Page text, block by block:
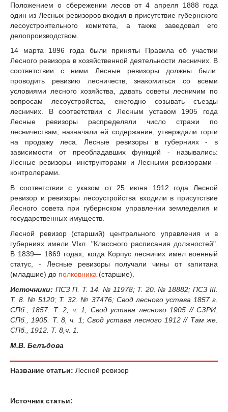
Положением о сбережении лесов от 4 апреля 1888 года
один из Лесных ревизоров входил в присутствие губернского
лесоустроительного комитета, а также заведовал его
делопроизводством.
14 марта 1896 года были приняты Правила об участии
Лесного ревизора в хозяйственной деятельности лесничих. В
соответствии с ними Лесные ревизоры должны были:
проводить ревизию лесничеств, знакомиться со всеми
условиями лесного хозяйства, давать советы лесничим по
вопросам лесоустройства, ежегодно созывать съезды
лесничих. В соответствии с Лесным уставом 1905 года
Лесные ревизоры распределяли число стражи по
лесничествам, назначали ей содержание, утверждали торги
на продажу леса. Лесные ревизоры в губерниях - в
зависимости от преобладавших функций - назывались:
Лесные ревизоры -инструкторами и Лесными ревизорами -
контролерами.
В соответствии с указом от 25 июня 1912 года Лесной
ревизор и ревизоры лесоустройства входили в присутствие
Лесного совета при губернском управлении земледелия и
государственных имуществ.
Лесной ревизор (старший) центрального управления и в
губерниях имели VIкл. "Классного расписания должностей".
В 1839— 1869 годах, когда Корпус лесничих имел военный
статус, - Лесные ревизоры получали чины от капитана
(младшие) до полковника (старшие).
Источники: ПСЗ П. Т. 14. № 11978; Т. 20. № 18882; ПСЗ III.
Т. 8. № 5120; Т. 32. № 37476; Свод лесного устава 1857 г.
СПб., 1857. Т. 2, ч. 1; Свод устава лесного 1905 // СЗРИ.
СПб., 1905. Т. 8, ч. 1; Свод устава лесного 1912 // Там же.
СПб., 1912. Т. 8,ч. 1.
М.В. Белъдова
Название статьи: Лесной ревизор
Источник статьи: